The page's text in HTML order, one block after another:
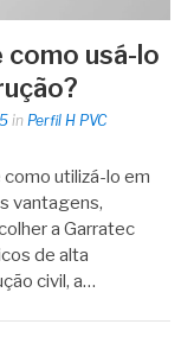
como usá-lo
in Perfil H PVC
utilizá-lo em
vantagens,
a Garratec
de alta
civil, a…